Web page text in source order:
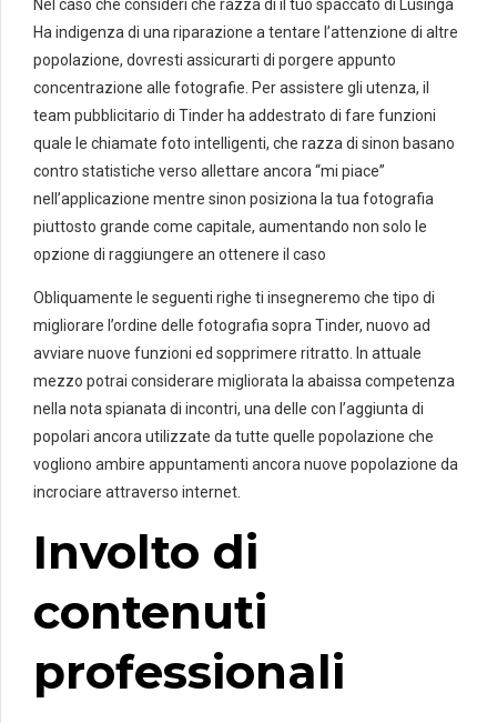
Nel caso che consideri che razza di il tuo spaccato di Lusinga
Ha indigenza di una riparazione a tentare l’attenzione di altre
popolazione, dovresti assicurarti di porgere appunto
concentrazione alle fotografie. Per assistere gli utenza, il
team pubblicitario di Tinder ha addestrato di fare funzioni
quale le chiamate foto intelligenti, che razza di sinon basano
contro statistiche verso allettare ancora “mi piace”
nell’applicazione mentre sinon posiziona la tua fotografia
piuttosto grande come capitale, aumentando non solo le
opzione di raggiungere an ottenere il caso
Obliquamente le seguenti righe ti insegneremo che tipo di
migliorare l’ordine delle fotografia sopra Tinder, nuovo ad
avviare nuove funzioni ed sopprimere ritratto. In attuale
mezzo potrai considerare migliorata la abaissa competenza
nella nota spianata di incontri, una delle con l’aggiunta di
popolari ancora utilizzate da tutte quelle popolazione che
vogliono ambire appuntamenti ancora nuove popolazione da
incrociare attraverso internet.
Involto di
contenuti
professionali